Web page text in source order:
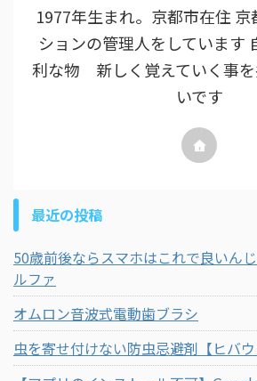
1977年生まれ。京都市在住
ションの管理人をしていま
利な物 新しく覚えていく事
いです
最近の投稿
50歳前後ならスマホはこれで良いん
ルファ
オムロン音波式電動歯ブラシ
虫を寄せ付けない防虫忌避剤【ヒバウ